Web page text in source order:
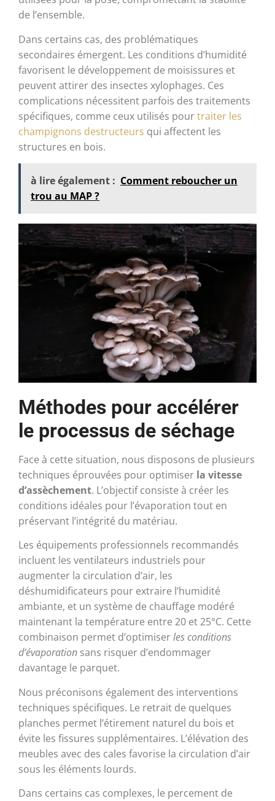
de l’ensemble.
Dans certains cas, des problématiques
secondaires émergent. Les conditions d’humidité
favorisent le développement de moisissures et
peuvent attirer des insectes xylophages. Ces
complications nécessitent parfois des traitements
spécifiques, comme ceux utilisés pourtraiter les
champignons destructeurs qui affectent les
structures en bois.
à lire également : Comment reboucher un
trou au MAP ?
Méthodes pour accélérer
le processus de séchage
Face à cette situation, nous disposons de plusieurs
techniques éprouvées pour optimiser la vitesse
d’assèchement. L’objectif consiste à créer les
conditions idéales pour l’évaporation tout en
préservant l’intégrité du matériau.
Les équipements professionnels recommandés
incluent les ventilateurs industriels pour
augmenter la circulation d’air, les
déshumidificateurs pour extraire l’humidité
ambiante, et un système de chauffage modéré
maintenant la température entre 20 et 25°C. Cette
combinaison permet d’optimiserles conditions
d’évaporation sans risquer d’endommager
davantage le parquet.
Nous préconisons également des interventions
techniques spécifiques. Le retrait de quelques
planches permet l’étirement naturel du bois et
évite les fissures supplémentaires. L’élévation des
meubles avec des cales favorise la circulation d’air
sous les éléments lourds.
Dans certains cas complexes, le percement de